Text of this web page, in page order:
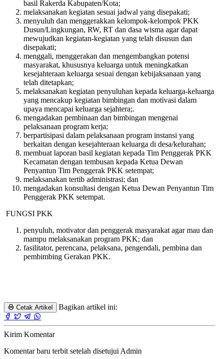
basil Rakerda Kabupaten/Kota;
melaksanakan kegiatan sesuai jadwal yang disepakati;
menyuluh dan menggerakkan kelompok-kelompok PKK
Dusun/Lingkungan, RW, RT dan dasa wisma agar dapat
mewujudkan kegiatan-kegiatan yang telah disusun dan
disepakati;
menggali, menggerakan dan mengembangkan potensi
masyarakat, khususnya keluarga untuk meningkatkan
kesejahteraan keluarga sesuai dengan kebijaksanaan yang
telah ditetapkan;
melaksanakan kegiatan penyuluhan kepada keluarga-keluarga
yang mencakup kegiatan bimbingan dan motivasi dalam
upaya mencapai keluarga sejahtera;.
mengadakan pembinaan dan bimbingan mengenai
pelaksanaan program kerja;
berpartisipasi dalam pelaksanaan program instansi yang
berkaitan dengan kesejahteraan keluarga di desa/kelurahan;
membuat laporan basil kegiatan kepada Tim Penggerak PKK
Kecamatan dengan tembusan kepada Ketua Dewan
Penyantun Tim Penggerak PKK setempat;
melaksanakan tertib administrasi; dan
mengadakan konsultasi dengan Ketua Dewan Penyantun Tim
Penggerak PKK setempat.
FUNGSI PKK
penyuluh, motivator dan penggerak masyarakat agar mau dan
mampu melaksanakan program PKK; dan
fasilitator, perencana, pelaksana, pengendali, pembina dan
pembimbing Gerakan PKK.
Cetak Artikel Bagikan artikel ini:
Kirim Komentar
Komentar baru terbit setelah disetujui Admin